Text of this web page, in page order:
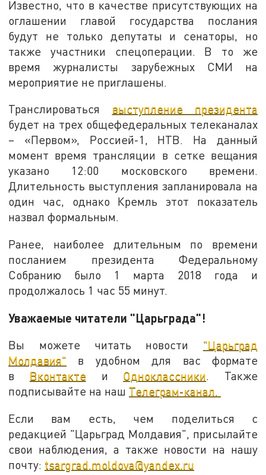
Известно, что в качестве присутствующих на
оглашении главой государства послания
будут не только депутаты и сенаторы, но
также участники спецоперации. В то же
время журналисты зарубежных СМИ на
мероприятие не приглашены.
Транслироваться выступление президента
будет на трех общефедеральных телеканалах
– «Первом», Россией-1, НТВ. На данный
момент время трансляции в сетке вещания
указано 12:00 московского времени.
Длительность выступления запланировала на
один час, однако Кремль этот показатель
назвал формальным.
Ранее, наиболее длительным по времени
посланием президента Федеральному
Собранию было 1 марта 2018 года и
продолжалось 1 час 55 минут.
Уважаемые читатели "Царьграда"!
Вы можете читать новости "Царьград
Молдавия" в удобном для вас формате
в Вконтактеи Одноклассники. Также
подписывайте на наш Телеграм-канал.
Если вам есть, чем поделиться с
редакцией "Царьград Молдавия", присылайте
свои наблюдения, а также новости на нашу
почту: tsargrad.moldova@yandex.ru